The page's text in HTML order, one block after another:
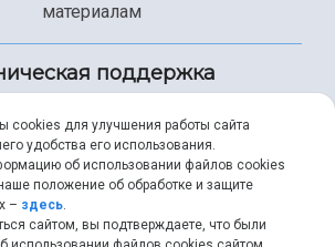
материалам
поддержка
+7 (846) 267-49-99
help@ssau.ru
cookies для улучшения работы сайта
удобства его использования.
об использовании файлов cookies
положение об обработке и защите
– здесь.
сайтом, вы подтверждаете, что были